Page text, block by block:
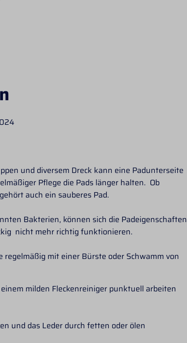
und diversem Dreck kann eine Padunterseite
Pflege die Pads länger halten. Ob
auch ein sauberes Pad.
Bakterien, können sich die Padeigenschaften
nicht mehr richtig funktionieren.
mit einer Bürste oder Schwamm von
milden Fleckenreiniger punktuell arbeiten
und das Leder durch fetten oder ölen